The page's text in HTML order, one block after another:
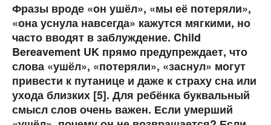
Фразы вроде «он ушёл», «мы её потеряли»,
«она уснула навсегда» кажутся мягкими, но
часто вводят в заблуждение. Child
Bereavement UK прямо предупреждает, что
слова «ушёл», «потеряли», «заснул» могут
привести к путанице и даже к страху сна или
ухода близких [5]. Для ребёнка буквальный
смысл слов очень важен. Если умерший